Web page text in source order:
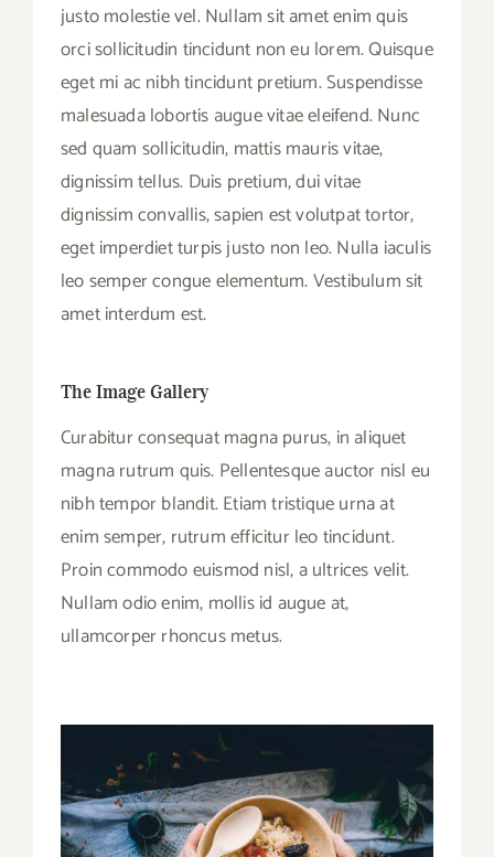
justo molestie vel. Nullam sit amet enim quis
orci sollicitudin tincidunt non eu lorem. Quisque
eget mi ac nibh tincidunt pretium. Suspendisse
malesuada lobortis augue vitae eleifend. Nunc
sed quam sollicitudin, mattis mauris vitae,
dignissim tellus. Duis pretium, dui vitae
dignissim convallis, sapien est volutpat tortor,
eget imperdiet turpis justo non leo. Nulla iaculis
leo semper congue elementum. Vestibulum sit
amet interdum est.
The Image Gallery
Curabitur consequat magna purus, in aliquet
magna rutrum quis. Pellentesque auctor nisl eu
nibh tempor blandit. Etiam tristique urna at
enim semper, rutrum efficitur leo tincidunt.
Proin commodo euismod nisl, a ultrices velit.
Nullam odio enim, mollis id augue at,
ullamcorper rhoncus metus.